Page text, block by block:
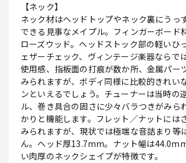
【ネック】
ネック材はヘッドトップやネック裏にうっ
できる見事なメイプル。フィンガーボード
ローズウッド。ヘッドストック部の軽いひ
ェザーチェック、ヴィンテージ楽器ならで
使用感、指板面の打痕が数か所、金属パー
みられますが、ボディ同様に比較的きれい
ンといえるでしょう。チューナーは当時の
ル、巻き具合の固さに少々バラつきがみら
かりと機能します。フレット／ナットには
みられますが、現状では極端な音詰まり等
ん。ヘッド厚13.7mm。ナット幅は
い肉厚のネックシェイプが特徴です。